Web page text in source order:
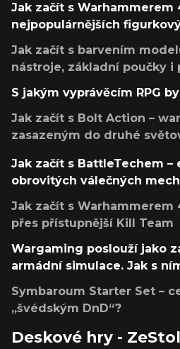
Jak začít s Warhammerem
nejpopulárnějších
Jak začít s barvením
nástroje, základní poučky
S jakým vyprávěcím RPG
Jak začít s Bolt Action –
zasazeným do druhé
Jak začít s BattleTechem
obrovitých válečných
Jak začít s Warhammerem
přes přístupnější Kill Team
Wargaming poslouží jako
armádní simulace. Jak s
Symbaroum Starter Set –
„švédským DnD“?
Deskové hry -